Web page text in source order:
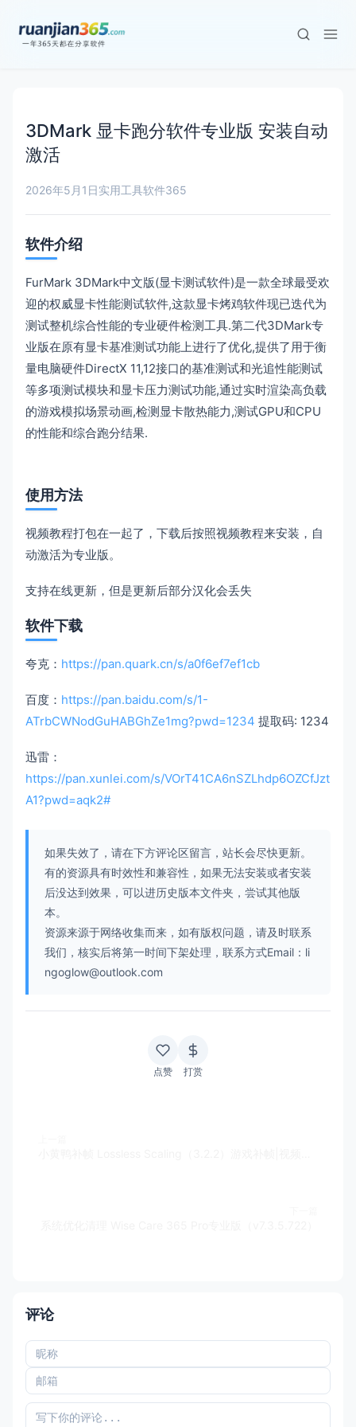
3DMark 显卡跑分软件专业版 安装自动
激活
2026年5月1日实用工具软件365
软件介绍
FurMark 3DMark中文版(显卡测试软件)是一款全球最受欢
迎的权威显卡性能测试软件,这款显卡烤鸡软件现已迭代为
测试整机综合性能的专业硬件检测工具.第二代3DMark专
业版在原有显卡基准测试功能上进行了优化,提供了用于衡
量电脑硬件DirectX 11,12接口的基准测试和光追性能测试
等多项测试模块和显卡压力测试功能,通过实时渲染高负载
的游戏模拟场景动画,检测显卡散热能力,测试GPU和CPU
的性能和综合跑分结果.
使用方法
视频教程打包在一起了，下载后按照视频教程来安装，自
动激活为专业版。
支持在线更新，但是更新后部分汉化会丢失
软件下载
夸克： https://pan.quark.cn/s/a0f6ef7ef1cb
百度： https://pan.baidu.com/s/1-
ATrbCWNodGuHABGhZe1mg?pwd=1234 提取码: 1234
迅雷：
https://pan.xunlei.com/s/VOrT41CA6nSZLhdp6OZCfJzt
A1?pwd=aqk2#
如果失效了，请在下方评论区留言，站长会尽快更新。
有的资源具有时效性和兼容性，如果无法安装或者安装
后没达到效果，可以进历史版本文件夹，尝试其他版
本。
资源来源于网络收集而来，如有版权问题，请及时联系
我们，核实后将第一时间下架处理，联系方式Email：li
ngoglow@outlook.com
点赞 打赏
评论